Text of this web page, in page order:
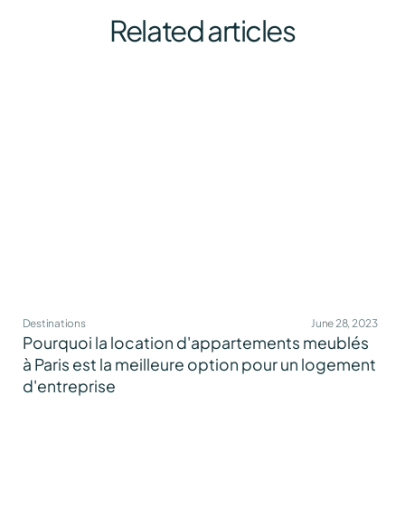
Related articles
Destinations June 28, 2023
Pourquoi la location d'appartements meublés
à Paris est la meilleure option pour un logement
d'entreprise